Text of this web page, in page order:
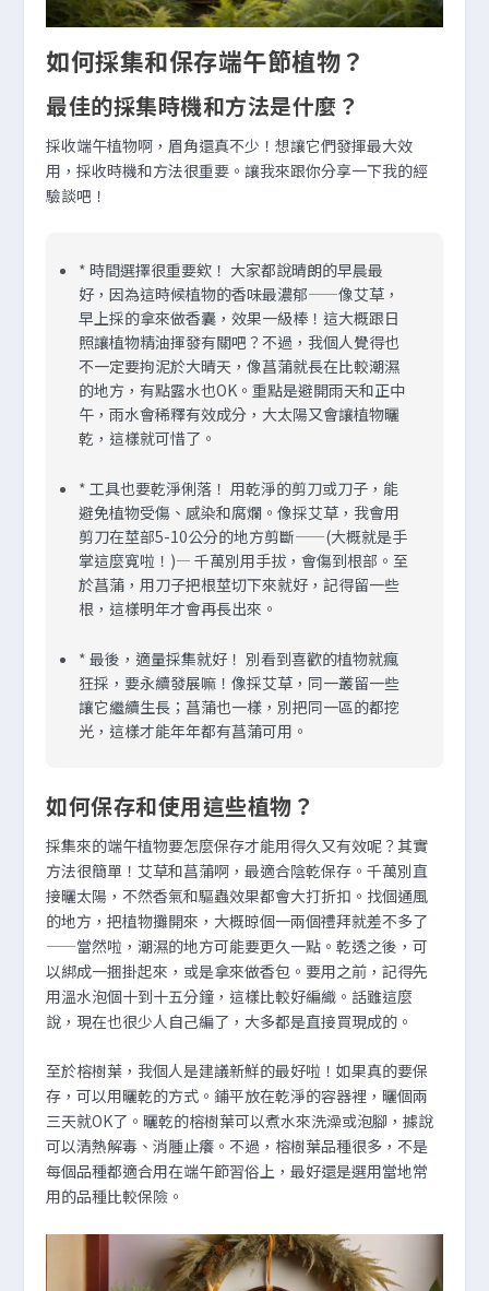
如何採集和保存端午節植物？
最佳的採集時機和方法是什麼？
採收端午植物啊，眉角還真不少！想讓它們發揮最大效
用，採收時機和方法很重要。讓我來跟你分享一下我的經
驗談吧！
*時間選擇很重要欸！ 大家都說晴朗的早晨最
好，因為這時候植物的香味最濃郁——像艾草，
早上採的拿來做香囊，效果一級棒！這大概跟日
照讓植物精油揮發有關吧？不過，我個人覺得也
不一定要拘泥於大晴天，像菖蒲就長在比較潮濕
的地方，有點露水也OK。重點是避開雨天和正中
午，雨水會稀釋有效成分，大太陽又會讓植物曬
乾，這樣就可惜了。
*工具也要乾淨俐落！ 用乾淨的剪刀或刀子，能
避免植物受傷、感染和腐爛。像採艾草，我會用
剪刀在莖部5-10公分的地方剪斷——(大概就是手
掌這麼寬啦！)— 千萬別用手拔，會傷到根部。至
於菖蒲，用刀子把根莖切下來就好，記得留一些
根，這樣明年才會再長出來。
*最後，適量採集就好！ 別看到喜歡的植物就瘋
狂採，要永續發展嘛！像採艾草，同一叢留一些
讓它繼續生長；菖蒲也一樣，別把同一區的都挖
光，這樣才能年年都有菖蒲可用。
如何保存和使用這些植物？
採集來的端午植物要怎麼保存才能用得久又有效呢？其實
方法很簡單！艾草和菖蒲啊，最適合陰乾保存。千萬別直
接曬太陽，不然香氣和驅蟲效果都會大打折扣。找個通風
的地方，把植物攤開來，大概晾個一兩個禮拜就差不多了
——當然啦，潮濕的地方可能要更久一點。乾透之後，可
以綁成一捆掛起來，或是拿來做香包。要用之前，記得先
用溫水泡個十到十五分鐘，這樣比較好編織。話雖這麼
說，現在也很少人自己編了，大多都是直接買現成的。
至於榕樹葉，我個人是建議新鮮的最好啦！如果真的要保
存，可以用曬乾的方式。鋪平放在乾淨的容器裡，曬個兩
三天就OK了。曬乾的榕樹葉可以煮水來洗澡或泡腳，據說
可以清熱解毒、消腫止癢。不過，榕樹葉品種很多，不是
每個品種都適合用在端午節習俗上，最好還是選用當地常
用的品種比較保險。